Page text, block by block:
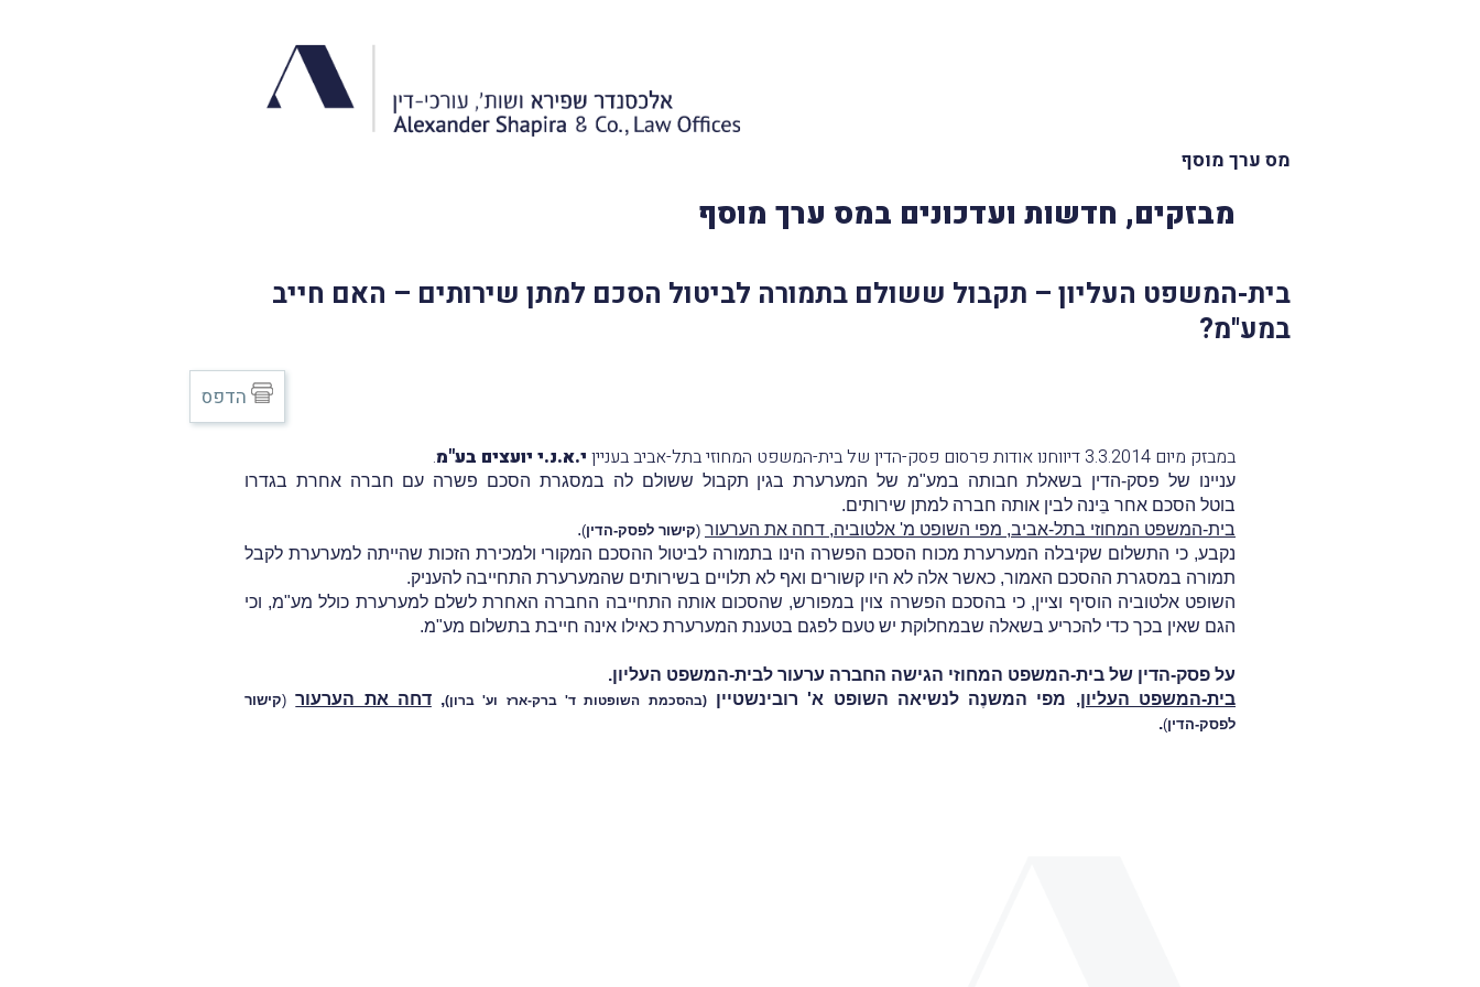
מס ערך מוסף
מבזקים, חדשות ועדכונים במס ערך מוסף
בית-המשפט העליון – תקבול ששולם בתמורה לביטול הסכם למתן שירותים – האם חייב
במע"מ?
במבזק מיום 3.3.2014 דיווחנו אודות פרסום פסק-הדין של בית-המשפט המחוזי בתל-אביב בעניין י.א.נ.י יועצים בע"מ.
עניינו של פסק-הדין בשאלת חבותה במע"מ של המערערת בגין תקבול ששולם לה במסגרת הסכם פשרה עם חברה אחרת בגדרו
בוטל הסכם אחר בֵּינה לבין אותה חברה למתן שירותים.
בית-המשפט המחוזי בתל-אביב, מפי השופט מ' אלטוביה, דחה את הערעור (קישור לפסק-הדין)
.
נקבע, כי התשלום שקיבלה המערערת מכוח הסכם הפשרה הינו בתמורה לביטול ההסכם המקורי ולמכירת הזכות שהייתה למערערת לקבל
תמורה במסגרת ההסכם האמור, כאשר אלה לא היו קשורים ואף לא תלויים בשירותים שהמערערת התחייבה להעניק.
השופט אלטוביה הוסיף וציין, כי בהסכם הפשרה צוין במפורש, שהסכום אותה התחייבה החברה האחרת לשלם למערערת כולל מע"מ, וכי
הגם שאין בכך כדי להכריע בשאלה שבמחלוקת יש טעם לפגם בטענת המערערת כאילו אינה חייבת בתשלום מע"מ.
על פסק-הדין של בית-המשפט המחוזי הגישה החברה ערעור לבית-המשפט העליון.
בית-המשפט העליון, מפי המשנֶה לנשיאה השופט א' רובינשטיין(בהסכמת השופטות ד' ברק-ארז וע' ברון),דחה את הערעור (קישור
לפסק-הדין)
.